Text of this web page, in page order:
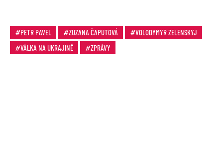
PETR PAVEL ZUZANA ČAPUTOVÁ
VOLODYMYR ZELENSKYJ
VÁLKA NA UKRAJINĚ
ZPRÁVY